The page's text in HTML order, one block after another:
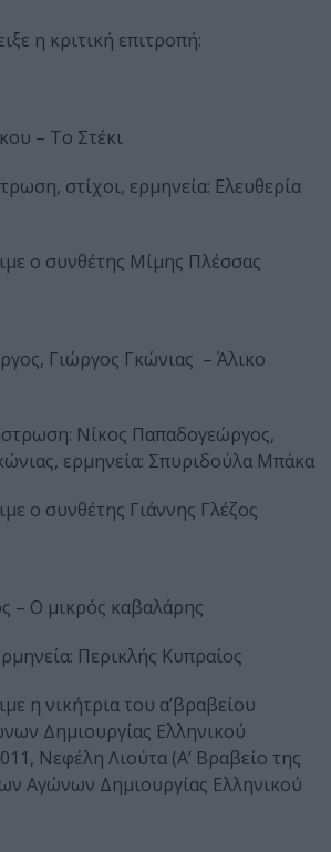
η κριτική επιτροπή:
– Το Στέκι
στίχοι, ερμηνεία: Ελευθερία
ο συνθέτης Μίμης Πλέσσας
Γιώργος Γκώνιας – Άλικο
Νίκος Παπαδογεώργος,
ερμηνεία: Σπυριδούλα Μπάκα
ο συνθέτης Γιάννης Γλέζος
– Ο μικρός καβαλάρης
Περικλής Κυπραίος
η νικήτρια του α’βραβείου
Δημιουργίας Ελληνικού
Νεφέλη Λιούτα (Α’ Βραβείο της
Αγώνων Δημιουργίας Ελληνικού